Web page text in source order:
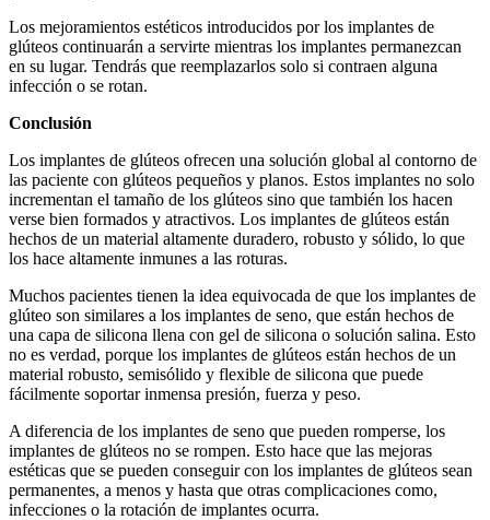
Los mejoramientos estéticos introducidos por los implantes de
glúteos continuarán a servirte mientras los implantes permanezcan
en su lugar. Tendrás que reemplazarlos solo si contraen alguna
infección o se rotan.
Conclusión
Los implantes de glúteos ofrecen una solución global al contorno de
las paciente con glúteos pequeños y planos. Estos implantes no solo
incrementan el tamaño de los glúteos sino que también los hacen
verse bien formados y atractivos. Los implantes de glúteos están
hechos de un material altamente duradero, robusto y sólido, lo que
los hace altamente inmunes a las roturas.
Muchos pacientes tienen la idea equivocada de que los implantes de
glúteo son similares a los implantes de seno, que están hechos de
una capa de silicona llena con gel de silicona o solución salina. Esto
no es verdad, porque los implantes de glúteos están hechos de un
material robusto, semisólido y flexible de silicona que puede
fácilmente soportar inmensa presión, fuerza y peso.
A diferencia de los implantes de seno que pueden romperse, los
implantes de glúteos no se rompen. Esto hace que las mejoras
estéticas que se pueden conseguir con los implantes de glúteos sean
permanentes, a menos y hasta que otras complicaciones como,
infecciones o la rotación de implantes ocurra.